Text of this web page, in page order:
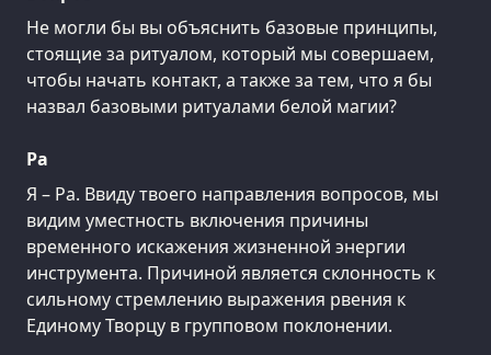
Не могли бы вы объяснить базовые принципы,
стоящие за ритуалом, который мы совершаем,
чтобы начать контакт, а также за тем, что я бы
назвал базовыми ритуалами белой магии?
Ра
Я – Ра. Ввиду твоего направления вопросов, мы
видим уместность включения причины
временного искажения жизненной энергии
инструмента. Причиной является склонность к
сильному стремлению выражения рвения к
Единому Творцу в групповом поклонении.